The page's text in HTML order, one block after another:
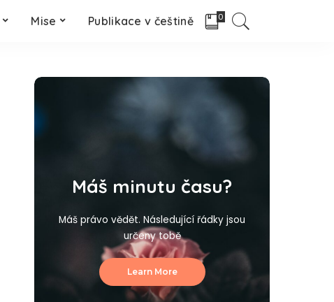
Mise Publikace v češtině 0
Máš minutu času?
Máš právo vědět. Následující řádky jsou
určeny tobě
Learn More